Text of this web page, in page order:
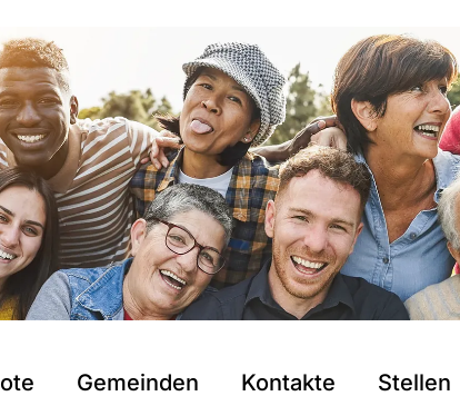
Gemeinden Kontakte Stellen